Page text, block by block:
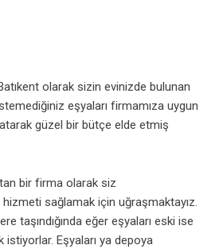
olarak sizin evinizde bulunan
eşyaları firmamıza uygun
güzel bir bütçe elde etmiş
bir firma olarak siz
sağlamak için uğraşmaktayız.
taşındığında eğer eşyaları eski ise
istiyorlar. Eşyaları ya depoya